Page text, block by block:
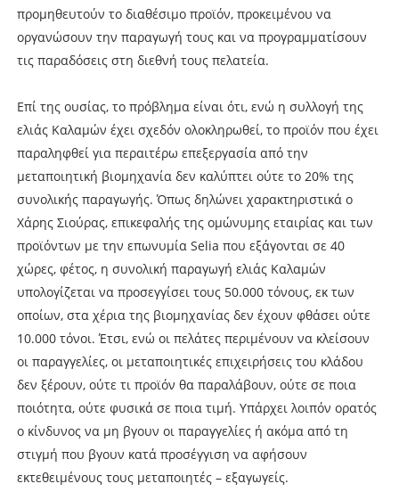
προμηθευτούν το διαθέσιμο προϊόν, προκειμένου να
οργανώσουν την παραγωγή τους και να προγραμματίσουν
τις παραδόσεις στη διεθνή τους πελατεία.
Επί της ουσίας, το πρόβλημα είναι ότι, ενώ η συλλογή της
ελιάς Καλαμών έχει σχεδόν ολοκληρωθεί, το προϊόν που έχει
παραληφθεί για περαιτέρω επεξεργασία από την
μεταποιητική βιομηχανία δεν καλύπτει ούτε το 20% της
συνολικής παραγωγής. Όπως δηλώνει χαρακτηριστικά ο
Χάρης Σιούρας, επικεφαλής της ομώνυμης εταιρίας και των
προϊόντων με την επωνυμία Selia που εξάγονται σε 40
χώρες, φέτος, η συνολική παραγωγή ελιάς Καλαμών
υπολογίζεται να προσεγγίσει τους 50.000 τόνους, εκ των
οποίων, στα χέρια της βιομηχανίας δεν έχουν φθάσει ούτε
10.000 τόνοι. Έτσι, ενώ οι πελάτες περιμένουν να κλείσουν
οι παραγγελίες, οι μεταποιητικές επιχειρήσεις του κλάδου
δεν ξέρουν, ούτε τι προϊόν θα παραλάβουν, ούτε σε ποια
ποιότητα, ούτε φυσικά σε ποια τιμή. Υπάρχει λοιπόν ορατός
ο κίνδυνος να μη βγουν οι παραγγελίες ή ακόμα από τη
στιγμή που βγουν κατά προσέγγιση να αφήσουν
εκτεθειμένους τους μεταποιητές – εξαγωγείς.